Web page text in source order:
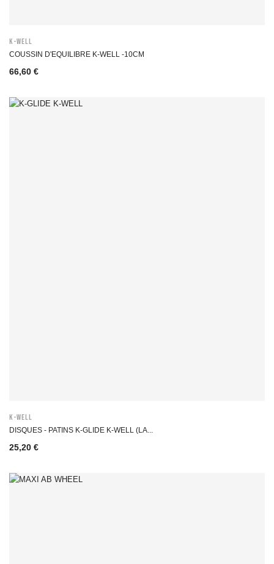
K-WELL
COUSSIN D'EQUILIBRE K-WELL -10CM
66,60 €
K-WELL
DISQUES - PATINS K-GLIDE K-WELL (LA...
25,20 €